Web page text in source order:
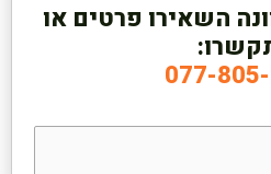
השאירו פרטים או
077-